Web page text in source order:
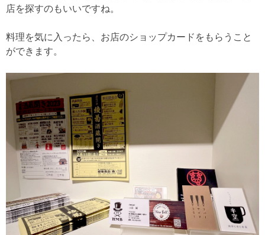
店を探すのもいいですね。
料理を気に入ったら、お店のショップカードをもらうこと
ができます。